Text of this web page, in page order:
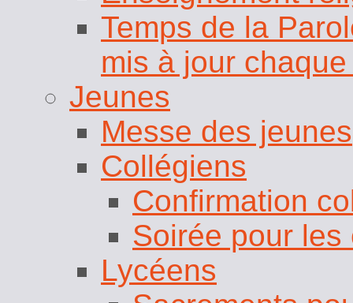
Temps de la
mis à jour
Jeunes
Messe des jeunes
Collégiens
Confirmation
Soirée pour les
Lycéens